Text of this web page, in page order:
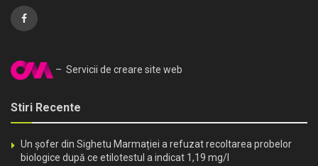
– Servicii de creare site web
Stiri Recente
Un șofer din Sighetu Marmației a refuzat recoltarea probelor
biologice după ce etilotestul a indicat 1,19 mg/l